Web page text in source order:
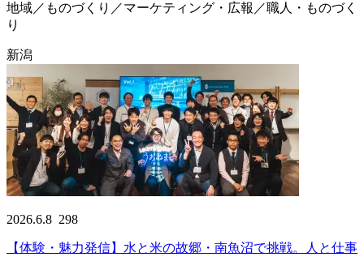
地域／ものづくり／マーケティング・広報／職人・ものづく
り
新潟
2026.6.8 298
【体験・魅力発信】水と米の故郷・南魚沼で挑戦。人と仕事